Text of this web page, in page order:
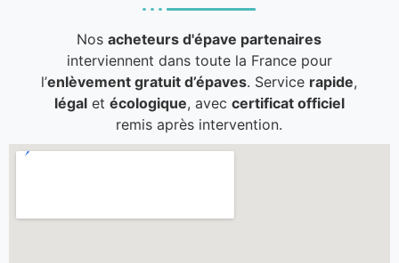
Nosacheteurs d'épave partenaires
interviennent dans toute la France pour
l’enlèvement gratuit d’épaves. Service rapide,
légalet écologique, avec certificat officiel
remis après intervention.